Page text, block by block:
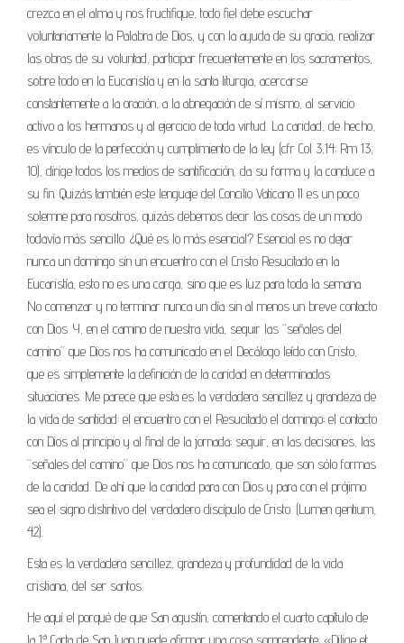
crezca en el alma y nos fructifique, todo fiel debe escuchar
voluntariamente la Palabra de Dios, y con la ayuda de su gracia, realizar
las obras de su voluntad, participar frecuentemente en los sacramentos,
sobre todo en la Eucaristía y en la santa liturgia, acercarse
constantemente a la oración, a la abnegación de sí mismo, al servicio
activo a los hermanos y al ejercicio de toda virtud. La caridad, de hecho,
es vínculo de la perfección y cumplimiento de la ley (cfr Col 3,14; Rm 13,
10), dirige todos los medios de santificación, da su forma y la conduce a
su fin. Quizás también este lenguaje del Concilio Vaticano II es un poco
solemne para nosotros, quizás debemos decir las cosas de un modo
todavía más sencillo. ¿Qué es lo más esencial? Esencial es no dejar
nunca un domingo sin un encuentro con el Cristo Resucitado en la
Eucaristía, esto no es una carga, sino que es luz para toda la semana.
No comenzar y no terminar nunca un día sin al menos un breve contacto
con Dios. Y, en el camino de nuestra vida, seguir las “señales del
camino” que Dios nos ha comunicado en el Decálogo leído con Cristo,
que es simplemente la definición de la caridad en determinadas
situaciones. Me parece que esta es la verdadera sencillez y grandeza de
la vida de santidad: el encuentro con el Resucitado el domingo; el contacto
con Dios al principio y al final de la jornada; seguir, en las decisiones, las
“señales del camino” que Dios nos ha comunicado, que son sólo formas
de la caridad. De ahí que la caridad para con Dios y para con el prójimo
sea el signo distintivo del verdadero discípulo de Cristo. (Lumen gentium,
42).
Esta es la verdadera sencillez, grandeza y profundidad de la vida
cristiana, del ser santos.
He aquí el porqué de que San agustín, comentando el cuarto capítulo de